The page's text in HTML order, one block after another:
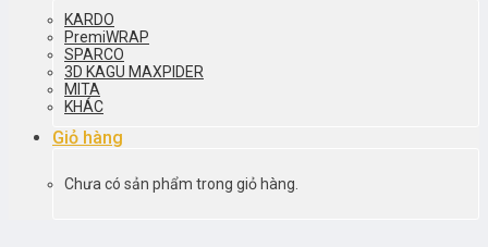
KARDO
PremiWRAP
SPARCO
3D KAGU MAXPIDER
MITA
KHÁC
Giỏ hàng
Chưa có sản phẩm trong giỏ hàng.